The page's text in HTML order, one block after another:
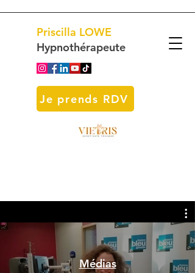
Priscilla LOWE
Hypnothérapeute
Je prends RDV
Médias